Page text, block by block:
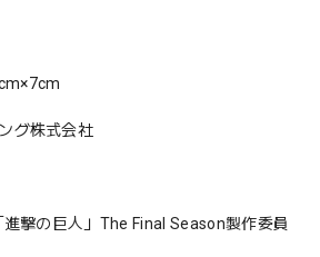
グ株式会社
撃の巨人」The Final Season製作委員